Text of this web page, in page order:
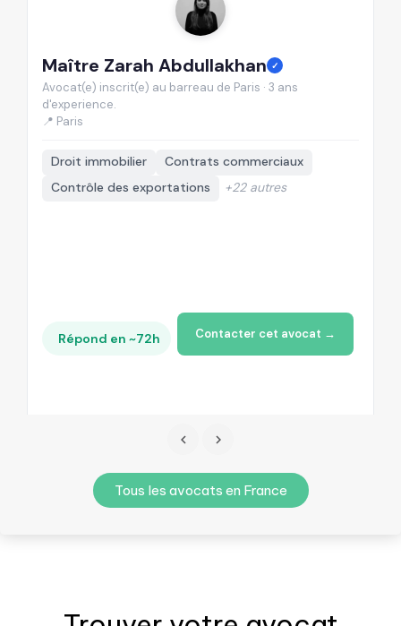
Maître Zarah Abdullakhan ✓
Avocat(e) inscrit(e) au barreau de Paris · 3 ans
d'experience.
📍 Paris
Droit immobilier
Contrats commerciaux
Contrôle des exportations
+22 autres
Répond en ~72h Contacter cet avocat →
Tous les avocats en France